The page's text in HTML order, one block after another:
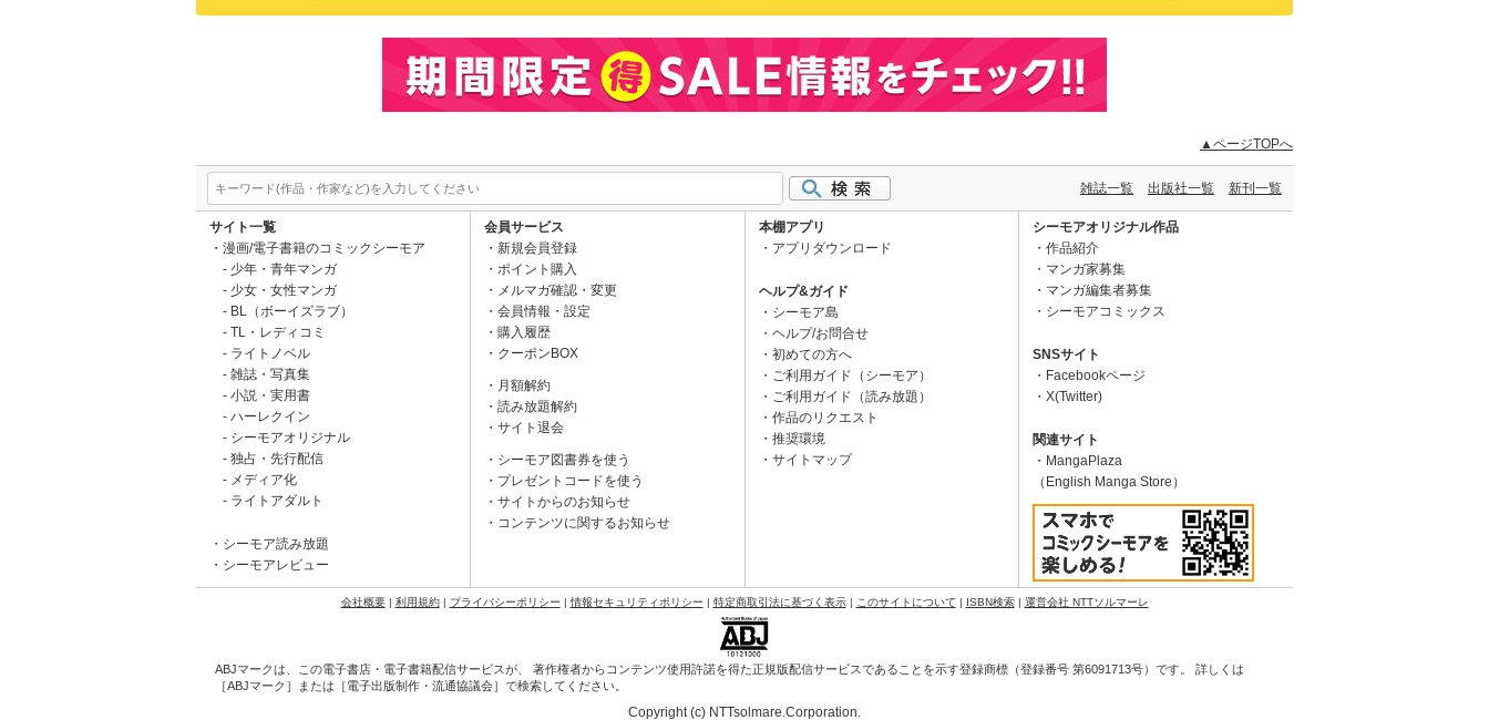
▲ページTOPへ
雑誌一覧 出版社一覧 新刊一覧
サイト一覧
漫画/電子書籍のコミックシーモア
少年・青年マンガ
少女・女性マンガ
BL（ボーイズラブ）
TL・レディコミ
ライトノベル
雑誌・写真集
小説・実用書
ハーレクイン
シーモアオリジナル
独占・先行配信
メディア化
ライトアダルト
シーモア読み放題
シーモアレビュー
会員サービス
新規会員登録
ポイント購入
メルマガ確認・変更
会員情報・設定
購入履歴
クーポンBOX
月額解約
読み放題解約
サイト退会
シーモア図書券を使う
プレゼントコードを使う
サイトからのお知らせ
コンテンツに関するお知らせ
本棚アプリ
アプリダウンロード
ヘルプ&ガイド
シーモア島
ヘルプ/お問合せ
初めての方へ
ご利用ガイド（シーモア）
ご利用ガイド（読み放題）
作品のリクエスト
推奨環境
サイトマップ
シーモアオリジナル作品
作品紹介
マンガ家募集
マンガ編集者募集
シーモアコミックス
SNSサイト
Facebookページ
X(Twitter)
関連サイト
MangaPlaza
（English Manga Store）
会社概要| 利用規約| プライバシーポリシー | 情報セキュリティポリシー | 特定商取引法に基づく表示| このサイトについて | ISBN検索| 運営会社 NTTソルマーレ
ABJマークは、この電子書店・電子書籍配信サービスが、 著作権者からコンテンツ使用許諾を得た正規版配信サービスであることを示す登録商標（登録番号 第6091713号）です。 詳しくは
［ABJマーク］または［電子出版制作・流通協議会］で検索してください。
Copyright (c) NTTsolmare.Corporation.